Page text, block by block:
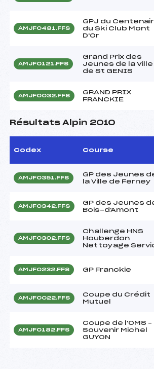
AMJF0481.FFS
GPJ du
du Ski Club Mont
D'Or
AMJF0121.FFS
Grand Prix des
Jeunes de la Ville
de St GENIS
AMJF0032.FFS
GRAND PRIX
FRANCKIE
Résultats Alpin 2010
Codex Course
AMJF0351.FFS
GP des Jeunes
la Ville de Ferney
AMJF0342.FFS
GP des Jeunes
Bois-d'Amont
AMJF0302.FFS
Challenge HNS
Houberdon
Nettoyage
AMJF0232.FFS GP Franckie
AMJF0022.FFS
Coupe du Crédit
Mutuel
AMJF0182.FFS
Coupe de l'OMS –
Souvenir Michel
GUYON